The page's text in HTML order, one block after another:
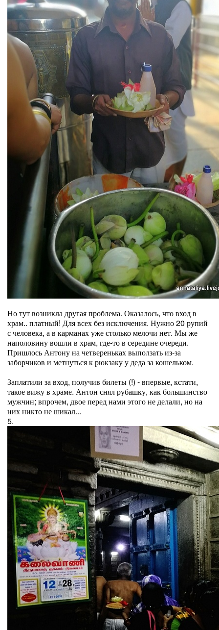
Но тут возникла другая проблема. Оказалось, что вход в
храм.. платный! Для всех без исключения. Нужно 20 рупий
с человека, а в карманах уже столько мелочи нет. Мы же
наполовину вошли в храм, где-то в середине очереди.
Пришлось Антону на четвереньках выползать из-за
заборчиков и метнуться к рюкзаку у деда за кошельком.
Заплатили за вход, получив билеты (!) - впервые, кстати,
такое вижу в храме. Антон снял рубашку, как большинство
мужчин; впрочем, двое перед нами этого не делали, но на
них никто не шикал...
5.